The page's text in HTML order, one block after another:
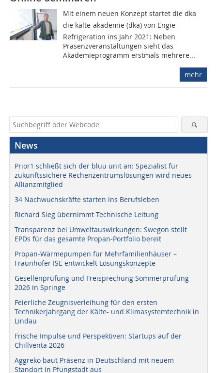
Mit einem neuen Konzept startet die dka 
die kälte-akademie (dka) von Engie
Refrigeration ins Jahr 2021: Neben
Präsenzveranstaltungen sieht das
Akademieprogramm erstmals mehrere...
mehr
News
Prior1 schließt sich der bluu unit an: Spezialist für
zukunftssichere Rechenzentrumslösungen wird neues
Allianzmitglied
34 Nachwuchskräfte starten ins Berufsleben
Richard Sieg übernimmt Technische Leitung
Transparenz bei Umweltauswirkungen: Swegon stellt
EPDs für das gesamte Propan-Portfolio bereit
Propan-Wärmepumpen für Mehrfamilienhäuser –
Fraunhofer ISE entwickelt Lösungskonzepte
Gesellenprüfung und Freisprechung Sommerprüfung
2026 in Springe
Feierliche Zeugnisverleihung für den ersten
Technikerjahrgang der Kälte- und Klimasystemtechnik in
Lindau
Frische Impulse und Perspektiven: Startups auf der
Chillventa 2026
Aggreko baut Präsenz in Deutschland mit neuem
Standort in Pfungstadt aus